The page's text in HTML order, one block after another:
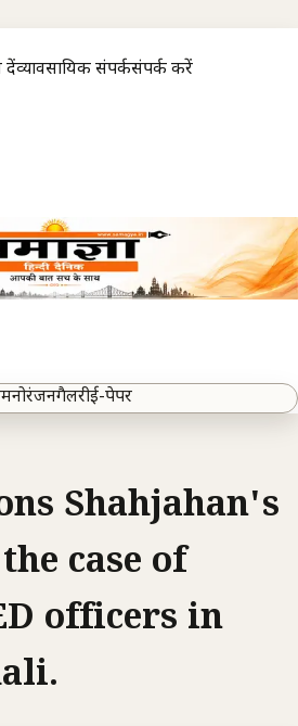
देंव्यावसायिक संपर्कसंपर्क करें
मनोरंजनगैलरीई-पेपर
Shahjahan's
case of
officers in